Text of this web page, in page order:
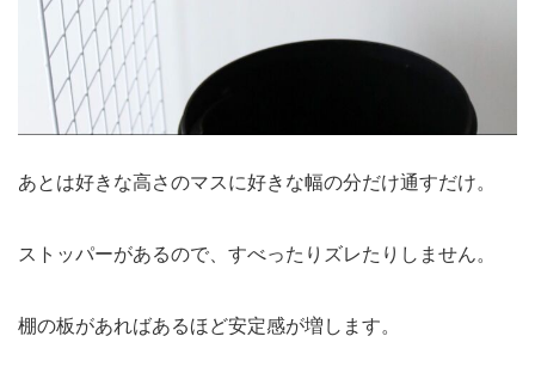
あとは好きな高さのマスに好きな幅の分だけ通すだけ。
ストッパーがあるので、すべったりズレたりしません。
棚の板があればあるほど安定感が増します。